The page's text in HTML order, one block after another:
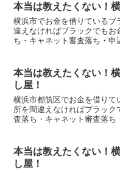
本当は教えたくない！
横浜市でお金を借りているブ
違えなければブラックでもお
ち・キャネット審査落ち・
んでいるブラックは当サイ
本当は教えたくない！
し屋！
横浜市都筑区でお金を借り
所を間違えなければブラッ
査落ち・キャネット審査落ち
で悩んでいるブラックは当
本当は教えたくない！
し屋！